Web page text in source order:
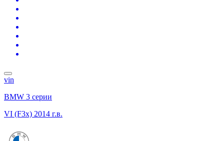
vin
BMW 3 серии
VI (F3x) 2014 г.в.